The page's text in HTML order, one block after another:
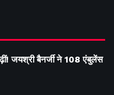
जयश्री बैनर्जी ने 108 एंबुलेंस